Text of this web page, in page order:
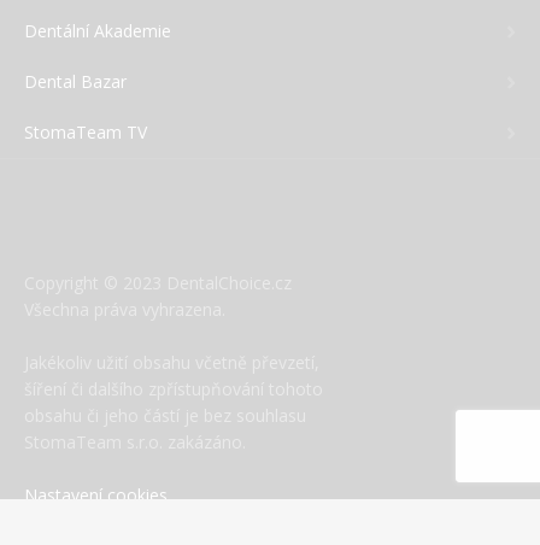
Dentální Akademie
Dental Bazar
StomaTeam TV
Nastavení cookies